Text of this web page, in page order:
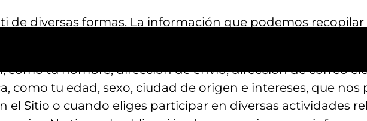
de diversas formas. La información que podemos recopilar
como tu nombre, dirección de envío, dirección de correo
como tu edad, sexo, ciudad de origen e intereses, que nos
Sitio o cuando eliges participar en diversas actividades